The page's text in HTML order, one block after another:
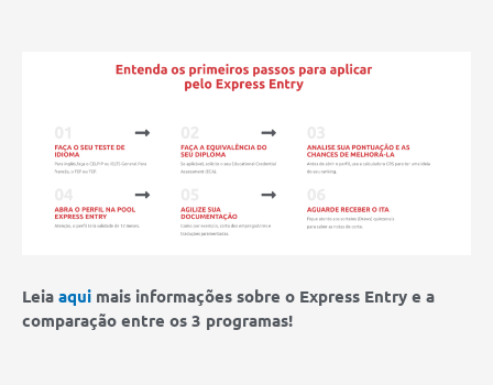
Leia aqui mais informações sobre o Express Entry e a
comparação entre os 3 programas!